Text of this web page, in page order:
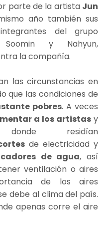
parte de la artista Jun
año también sus
del grupo
Soomin y Nahyun,
la compañía.
las circunstancias en
que las condiciones de
pobres. A veces
a los artistas y
residían
de electricidad y
de agua, así
ventilación o aires
de los aires
debe al clima del país.
apenas corre el aire